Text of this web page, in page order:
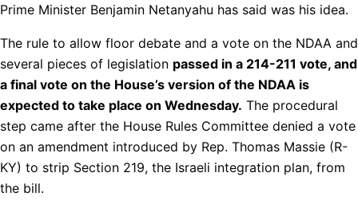
Prime Minister Benjamin Netanyahu has said was his idea.
The rule to allow floor debate and a vote on the NDAA and
several pieces of legislation passed in a 214-211 vote, and
a final vote on the House’s version of the NDAA is
expected to take place on Wednesday. The procedural
step came after the House Rules Committee denied a vote
on an amendment introduced by Rep. Thomas Massie (R-
KY) to strip Section 219, the Israeli integration plan, from
the bill.